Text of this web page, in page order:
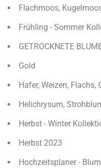
Flachmoos,
Frühling - Sommer
GETROCKNETE
Gold
Hafer, Weizen, Flachs,
Helichrysum,
Herbst - Winter
Herbst 2023
Hochzeitsplaner -